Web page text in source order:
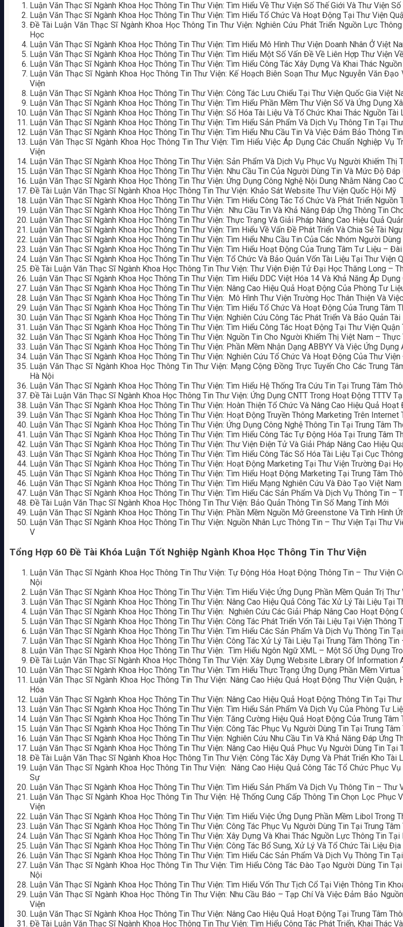
Luận Văn Thạc Sĩ Ngành Khoa Học Thông Tin Thư Viện: Tìm Hiểu Về Thư Viện Số Thế Giới Và Thư Viện
Luận Văn Thạc Sĩ Ngành Khoa Học Thông Tin Thư Viện: Tìm Hiểu Tổ Chức Và Hoạt Động Tại Thư Viện
Đề Tài Luận Văn Thạc Sĩ Ngành Khoa Học Thông Tin Thư Viện: Nghiên Cứu Phát Triển Nguồn Lực
Học
Luận Văn Thạc Sĩ Ngành Khoa Học Thông Tin Thư Viện: Tìm Hiểu Mô Hình Thư Viện Doanh Nhân Ở Việt
Luận Văn Thạc Sĩ Ngành Khoa Học Thông Tin Thư Viện: Tìm Hiểu Một Số Vấn Đề Về Liên Hợp Thư Viện
Luận Văn Thạc Sĩ Ngành Khoa Học Thông Tin Thư Viện: Tìm Hiểu Công Tác Xây Dựng Và Khai Thác
Luận Văn Thạc Sĩ Ngành Khoa Học Thông Tin Thư Viện: Kế Hoạch Biên Soạn Thư Mục Nguyễn Văn
Viện
Luận Văn Thạc Sĩ Ngành Khoa Học Thông Tin Thư Viện: Công Tác Lưu Chiểu Tại Thư Viện Quốc Gia Việt
Luận Văn Thạc Sĩ Ngành Khoa Học Thông Tin Thư Viện: Tìm Hiểu Phần Mềm Thư Viện Số Và Ứng Dụng
Luận Văn Thạc Sĩ Ngành Khoa Học Thông Tin Thư Viện: Số Hóa Tài Liệu Và Tổ Chức Khai Thác Nguồn
Luận Văn Thạc Sĩ Ngành Khoa Học Thông Tin Thư Viện: Tìm Hiểu Sản Phẩm Và Dịch Vụ Thông Tin Tại
Luận Văn Thạc Sĩ Ngành Khoa Học Thông Tin Thư Viện: Tìm Hiểu Nhu Cầu Tin Và Việc Đảm Bảo Thông
Luận Văn Thạc Sĩ Ngành Khoa Học Thông Tin Thư Viện: Tìm Hiểu Việc Áp Dụng Các Chuẩn Nghiệp Vụ
Viện
Luận Văn Thạc Sĩ Ngành Khoa Học Thông Tin Thư Viện: Sản Phẩm Và Dịch Vụ Phục Vụ Người Khiếm Thị
Luận Văn Thạc Sĩ Ngành Khoa Học Thông Tin Thư Viện: Nhu Cầu Tin Của Người Dùng Tin Và Mức Độ
Luận Văn Thạc Sĩ Ngành Khoa Học Thông Tin Thư Viện: Ứng Dụng Công Nghệ Nội Dung Nhằm Nâng Cao
Đề Tài Luận Văn Thạc Sĩ Ngành Khoa Học Thông Tin Thư Viện: Khảo Sát Website Thư Viện Quốc Hội Mỹ
Luận Văn Thạc Sĩ Ngành Khoa Học Thông Tin Thư Viện: Tìm Hiểu Công Tác Tổ Chức Và Phát Triển Nguồn
Luận Văn Thạc Sĩ Ngành Khoa Học Thông Tin Thư Viện: Nhu Cầu Tin Và Khả Năng Đáp Ứng Thông Tin
Luận Văn Thạc Sĩ Ngành Khoa Học Thông Tin Thư Viện: Thực Trạng Và Giải Pháp Nâng Cao Hiệu Quả
Luận Văn Thạc Sĩ Ngành Khoa Học Thông Tin Thư Viện: Tìm Hiểu Về Vấn Đề Phát Triển Và Chia Sẻ Tài
Luận Văn Thạc Sĩ Ngành Khoa Học Thông Tin Thư Viện: Tìm Hiểu Nhu Cầu Tin Của Các Nhóm Người
Luận Văn Thạc Sĩ Ngành Khoa Học Thông Tin Thư Viện: Tìm Hiểu Hoạt Động Của Trung Tâm Tư Liệu –
Luận Văn Thạc Sĩ Ngành Khoa Học Thông Tin Thư Viện: Tổ Chức Và Bảo Quản Vốn Tài Liệu Tại Thư Viện
Đề Tài Luận Văn Thạc Sĩ Ngành Khoa Học Thông Tin Thư Viện: Thư Viện Điện Tử Đại Học Thăng Long –
Luận Văn Thạc Sĩ Ngành Khoa Học Thông Tin Thư Viện: Tìm Hiểu DDC Việt Hóa 14 Và Khả Năng Áp Dụng
Luận Văn Thạc Sĩ Ngành Khoa Học Thông Tin Thư Viện: Nâng Cao Hiệu Quả Hoạt Động Của Phòng Tư
Luận Văn Thạc Sĩ Ngành Khoa Học Thông Tin Thư Viện: Mô Hình Thư Viện Trường Học Thân Thiện Và
Luận Văn Thạc Sĩ Ngành Khoa Học Thông Tin Thư Viện: Tìm Hiểu Tổ Chức Và Hoạt Động Của Trung Tâm
Luận Văn Thạc Sĩ Ngành Khoa Học Thông Tin Thư Viện: Nghiên Cứu Công Tác Phát Triển Và Bảo Quản
Luận Văn Thạc Sĩ Ngành Khoa Học Thông Tin Thư Viện: Tìm Hiểu Công Tác Hoạt Động Tại Thư Viện
Luận Văn Thạc Sĩ Ngành Khoa Học Thông Tin Thư Viện: Nguồn Tin Cho Người Khiếm Thị Việt Nam – Thực
Luận Văn Thạc Sĩ Ngành Khoa Học Thông Tin Thư Viện: Phần Mềm Nhận Dạng ABBYY Và Việc Ứng
Luận Văn Thạc Sĩ Ngành Khoa Học Thông Tin Thư Viện: Nghiên Cứu Tổ Chức Và Hoạt Động Của Thư
Luận Văn Thạc Sĩ Ngành Khoa Học Thông Tin Thư Viện: Mạng Cộng Đồng Trực Tuyến Cho Các Trung
Hà Nội
Luận Văn Thạc Sĩ Ngành Khoa Học Thông Tin Thư Viện: Tìm Hiểu Hệ Thống Tra Cứu Tin Tại Trung Tâm
Đề Tài Luận Văn Thạc Sĩ Ngành Khoa Học Thông Tin Thư Viện: Ứng Dụng CNTT Trong Hoạt Động TTTV
Luận Văn Thạc Sĩ Ngành Khoa Học Thông Tin Thư Viện: Hoàn Thiện Tổ Chức Và Nâng Cao Hiệu Quả
Luận Văn Thạc Sĩ Ngành Khoa Học Thông Tin Thư Viện: Hoạt Động Truyền Thông Marketing Trên Internet
Luận Văn Thạc Sĩ Ngành Khoa Học Thông Tin Thư Viện: Ứng Dụng Công Nghệ Thông Tin Tại Trung Tâm
Luận Văn Thạc Sĩ Ngành Khoa Học Thông Tin Thư Viện: Tìm Hiểu Công Tác Tự Động Hóa Tại Trung Tâm
Luận Văn Thạc Sĩ Ngành Khoa Học Thông Tin Thư Viện: Thư Viện Điện Tử Và Giải Pháp Nâng Cao Hiệu
Luận Văn Thạc Sĩ Ngành Khoa Học Thông Tin Thư Viện: Tìm Hiểu Công Tác Số Hóa Tài Liệu Tại Cục
Luận Văn Thạc Sĩ Ngành Khoa Học Thông Tin Thư Viện: Hoạt Động Marketing Tại Thư Viện Trường Đại
Luận Văn Thạc Sĩ Ngành Khoa Học Thông Tin Thư Viện: Tìm Hiểu Hoạt Động Marketing Tại Trung Tâm
Luận Văn Thạc Sĩ Ngành Khoa Học Thông Tin Thư Viện: Tìm Hiểu Mạng Nghiên Cứu Và Đào Tạo Việt
Luận Văn Thạc Sĩ Ngành Khoa Học Thông Tin Thư Viện: Tìm Hiểu Các Sản Phẩm Và Dịch Vụ Thông Tin –
Đề Tài Luận Văn Thạc Sĩ Ngành Khoa Học Thông Tin Thư Viện: Bảo Quản Thông Tin Số Mang Tính Mới
Luận Văn Thạc Sĩ Ngành Khoa Học Thông Tin Thư Viện: Phần Mềm Nguồn Mở Greenstone Và Tình Hình
Luận Văn Thạc Sĩ Ngành Khoa Học Thông Tin Thư Viện: Nguồn Nhân Lực Thông Tin – Thư Viện Tại Thư
V
Tổng Hợp 60 Đề Tài Khóa Luận Tốt Nghiệp Ngành Khoa Học Thông Tin Thư Viện
Luận Văn Thạc Sĩ Ngành Khoa Học Thông Tin Thư Viện: Tự Động Hóa Hoạt Động Thông Tin – Thư Viện
Nội
Luận Văn Thạc Sĩ Ngành Khoa Học Thông Tin Thư Viện: Tìm Hiểu Việc Ứng Dụng Phần Mềm Quản Trị
Luận Văn Thạc Sĩ Ngành Khoa Học Thông Tin Thư Viện: Nâng Cao Hiệu Quả Công Tác Xử Lý Tài Liệu
Luận Văn Thạc Sĩ Ngành Khoa Học Thông Tin Thư Viện: Nghiên Cứu Các Giải Pháp Nâng Cao Hoạt Động
Luận Văn Thạc Sĩ Ngành Khoa Học Thông Tin Thư Viện: Công Tác Phát Triển Vốn Tài Liệu Tại Viện
Luận Văn Thạc Sĩ Ngành Khoa Học Thông Tin Thư Viện: Tìm Hiểu Các Sản Phẩm Và Dịch Vụ Thông Tin
Luận Văn Thạc Sĩ Ngành Khoa Học Thông Tin Thư Viện: Công Tác Xử Lý Tài Liệu Tại Trung Tâm Thông
Luận Văn Thạc Sĩ Ngành Khoa Học Thông Tin Thư Viện: Tìm Hiểu Ngôn Ngữ XML – Một Số Ứng Dụng
Đề Tài Luận Văn Thạc Sĩ Ngành Khoa Học Thông Tin Thư Viện: Xây Dựng Website Library Of Information
Luận Văn Thạc Sĩ Ngành Khoa Học Thông Tin Thư Viện: Tìm Hiểu Thực Trạng Ứng Dụng Phần Mềm
Luận Văn Thạc Sĩ Ngành Khoa Học Thông Tin Thư Viện: Nâng Cao Hiệu Quả Hoạt Động Thư Viện
Hóa
Luận Văn Thạc Sĩ Ngành Khoa Học Thông Tin Thư Viện: Nâng Cao Hiệu Quả Hoạt Động Thông Tin Tại
Luận Văn Thạc Sĩ Ngành Khoa Học Thông Tin Thư Viện: Tìm Hiểu Sản Phẩm Và Dịch Vụ Của Phòng Tư
Luận Văn Thạc Sĩ Ngành Khoa Học Thông Tin Thư Viện: Tăng Cường Hiệu Quả Hoạt Động Của Trung
Luận Văn Thạc Sĩ Ngành Khoa Học Thông Tin Thư Viện: Công Tác Phục Vụ Người Dùng Tin Tại Trung
Luận Văn Thạc Sĩ Ngành Khoa Học Thông Tin Thư Viện: Nghiên Cứu Nhu Cầu Tin Và Khả Năng Đáp Ứng
Luận Văn Thạc Sĩ Ngành Khoa Học Thông Tin Thư Viện: Nâng Cao Hiệu Quả Phục Vụ Người Dùng Tin
Đề Tài Luận Văn Thạc Sĩ Ngành Khoa Học Thông Tin Thư Viện: Công Tác Xây Dựng Và Phát Triển Kho Tài
Luận Văn Thạc Sĩ Ngành Khoa Học Thông Tin Thư Viện: Nâng Cao Hiệu Quả Công Tác Tổ Chức Phục
Sự
Luận Văn Thạc Sĩ Ngành Khoa Học Thông Tin Thư Viện: Tìm Hiểu Sản Phẩm Và Dịch Vụ Thông Tin –
Luận Văn Thạc Sĩ Ngành Khoa Học Thông Tin Thư Viện: Hệ Thống Cung Cấp Thông Tin Chọn Lọc Phục
Viện
Luận Văn Thạc Sĩ Ngành Khoa Học Thông Tin Thư Viện: Tìm Hiểu Việc Ứng Dụng Phần Mềm Libol Trong
Luận Văn Thạc Sĩ Ngành Khoa Học Thông Tin Thư Viện: Công Tác Phục Vụ Người Dùng Tin Tại Trung
Luận Văn Thạc Sĩ Ngành Khoa Học Thông Tin Thư Viện: Xây Dựng Và Khai Thác Nguồn Lực Thông Tin
Luận Văn Thạc Sĩ Ngành Khoa Học Thông Tin Thư Viện: Công Tác Bổ Sung, Xử Lý Và Tổ Chức Tài Liệu
Luận Văn Thạc Sĩ Ngành Khoa Học Thông Tin Thư Viện: Tìm Hiểu Các Sản Phẩm Và Dịch Vụ Thông Tin
Luận Văn Thạc Sĩ Ngành Khoa Học Thông Tin Thư Viện: Tìm Hiểu Công Tác Đào Tạo Người Dùng Tin
Nội
Luận Văn Thạc Sĩ Ngành Khoa Học Thông Tin Thư Viện: Tìm Hiểu Vốn Thư Tịch Cổ Tại Viện Thông Tin
Luận Văn Thạc Sĩ Ngành Khoa Học Thông Tin Thư Viện: Nhu Cầu Báo – Tạp Chí Và Việc Đảm Bảo
Viện
Luận Văn Thạc Sĩ Ngành Khoa Học Thông Tin Thư Viện: Nâng Cao Hiệu Quả Hoạt Động Tại Trung Tâm
Đề Tài Luận Văn Thạc Sĩ Ngành Khoa Học Thông Tin Thư Viện: Tìm Hiểu Công Tác Phát Triển, Khai Thác